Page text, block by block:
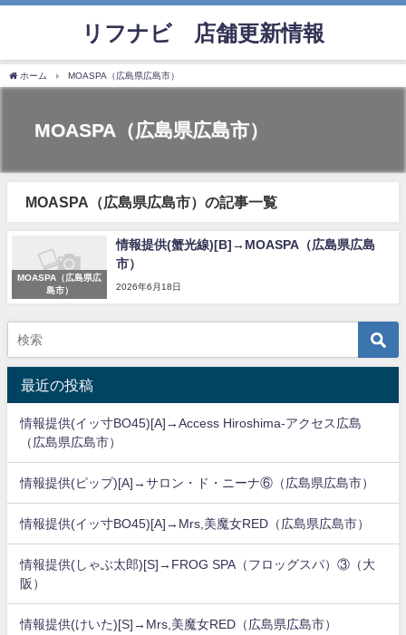
リフナビ®店舗更新情報
ホーム MOASPA（広島県広島市）
MOASPA（広島県広島市）
MOASPA（広島県広島市）の記事一覧
MOASPA（広島県広
島市）
情報提供(蟹光線)[B]→MOASPA（広島県広島
市）
2026年6月18日
最近の投稿
情報提供(イッ寸BO45)[A]→Access Hiroshima-アクセス広島
（広島県広島市）
情報提供(ピップ)[A]→サロン・ド・ニーナ⑥（広島県広島市）
情報提供(イッ寸BO45)[A]→Mrs,美魔女RED（広島県広島市）
情報提供(しゃぶ太郎)[S]→FROG SPA（フロッグスパ）③（大
阪）
情報提供(けいた)[S]→Mrs,美魔女RED（広島県広島市）